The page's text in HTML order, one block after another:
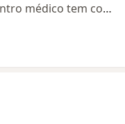
Nenhum profissional neste centro médico tem consultas disponíveis